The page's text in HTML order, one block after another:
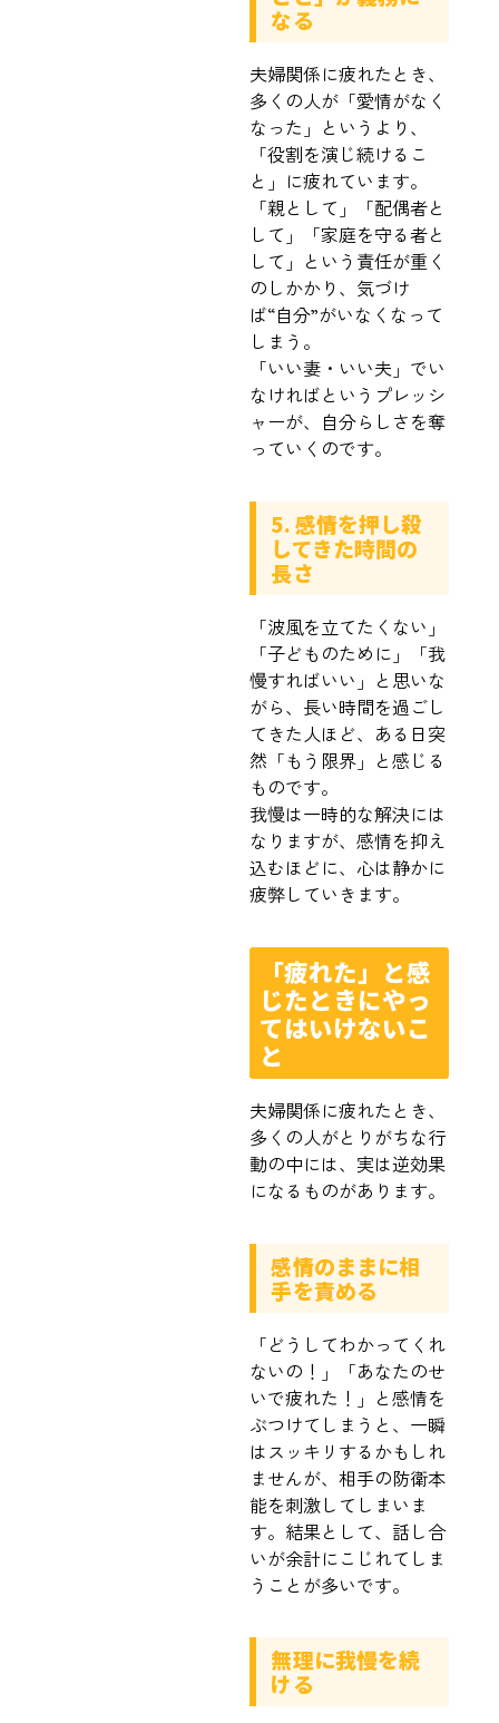
なる
夫婦関係に疲れたとき、
多くの人が「愛情がなく
なった」というより、
「役割を演じ続けるこ
と」に疲れています。
「親として」「配偶者と
して」「家庭を守る者と
して」という責任が重く
のしかかり、気づけ
ば“自分”がいなくなって
しまう。
「いい妻・いい夫」でい
なければというプレッシ
ャーが、自分らしさを奪
っていくのです。
5. 感情を押し殺
してきた時間の
長さ
「波風を立てたくない」
「子どものために」「我
慢すればいい」と思いな
がら、長い時間を過ごし
てきた人ほど、ある日突
然「もう限界」と感じる
ものです。
我慢は一時的な解決には
なりますが、感情を抑え
込むほどに、心は静かに
疲弊していきます。
「疲れた」と感
じたときにやっ
てはいけないこ
と
夫婦関係に疲れたとき、
多くの人がとりがちな行
動の中には、実は逆効果
になるものがあります。
感情のままに相
手を責める
「どうしてわかってくれ
ないの！」「あなたのせ
いで疲れた！」と感情を
ぶつけてしまうと、一瞬
はスッキリするかもしれ
ませんが、相手の防衛本
能を刺激してしまいま
す。結果として、話し合
いが余計にこじれてしま
うことが多いです。
無理に我慢を続
ける